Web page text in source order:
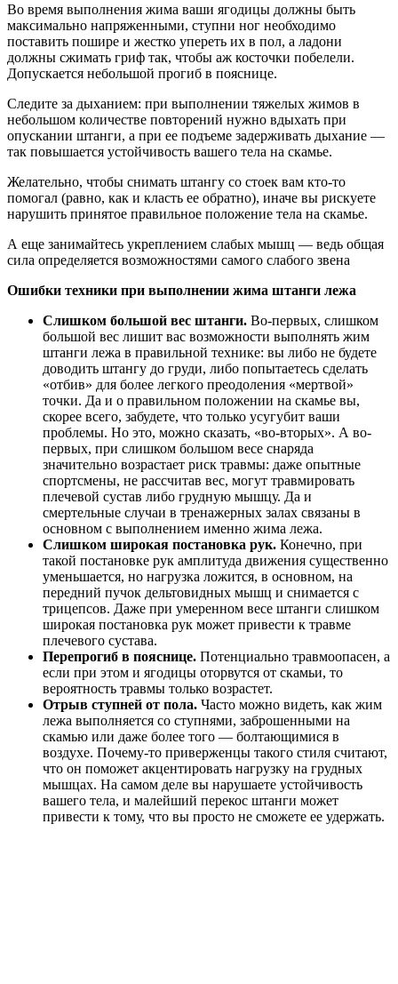
Во время выполнения жима ваши ягодицы должны быть
максимально напряженными, ступни ног необходимо
поставить пошире и жестко упереть их в пол, а ладони
должны сжимать гриф так, чтобы аж косточки побелели.
Допускается небольшой прогиб в пояснице.
Следите за дыханием: при выполнении тяжелых жимов в
небольшом количестве повторений нужно вдыхать при
опускании штанги, а при ее подъеме задерживать дыхание —
так повышается устойчивость вашего тела на скамье.
Желательно, чтобы снимать штангу со стоек вам кто-то
помогал (равно, как и класть ее обратно), иначе вы рискуете
нарушить принятое правильное положение тела на скамье.
А еще занимайтесь укреплением слабых мышц — ведь общая
сила определяется возможностями самого слабого звена
Ошибки техники при выполнении жима штанги лежа
Слишком большой вес штанги. Во-первых, слишком
большой вес лишит вас возможности выполнять жим
штанги лежа в правильной технике: вы либо не будете
доводить штангу до груди, либо попытаетесь сделать
«отбив» для более легкого преодоления «мертвой»
точки. Да и о правильном положении на скамье вы,
скорее всего, забудете, что только усугубит ваши
проблемы. Но это, можно сказать, «во-вторых». А во-
первых, при слишком большом весе снаряда
значительно возрастает риск травмы: даже опытные
спортсмены, не рассчитав вес, могут травмировать
плечевой сустав либо грудную мышцу. Да и
смертельные случаи в тренажерных залах связаны в
основном с выполнением именно жима лежа.
Слишком широкая постановка рук. Конечно, при
такой постановке рук амплитуда движения существенно
уменьшается, но нагрузка ложится, в основном, на
передний пучок дельтовидных мышц и снимается с
трицепсов. Даже при умеренном весе штанги слишком
широкая постановка рук может привести к травме
плечевого сустава.
Перепрогиб в пояснице. Потенциально травмоопасен, а
если при этом и ягодицы оторвутся от скамьи, то
вероятность травмы только возрастет.
Отрыв ступней от пола. Часто можно видеть, как жим
лежа выполняется со ступнями, заброшенными на
скамью или даже более того — болтающимися в
воздухе. Почему-то приверженцы такого стиля считают,
что он поможет акцентировать нагрузку на грудных
мышцах. На самом деле вы нарушаете устойчивость
вашего тела, и малейший перекос штанги может
привести к тому, что вы просто не сможете ее удержать.